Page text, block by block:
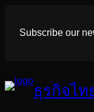
Subscribe our
ธุรกิจไท